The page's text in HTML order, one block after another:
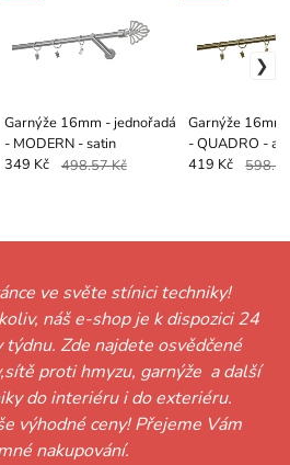
Garnýže 16mm - jednořadá
- MODERN - satin
349 Kč 498.57 Kč
Garnýže 16mm
- QUADRO -
419 Kč
ve světe stínici techniky!
náš e-shop je k dispozici 24
Zde najdete osvědčené
proti hmyzu, garnýže a další
do interiéru i do exteriéru.
výhodné ceny! Přejeme Vám
nakupování.